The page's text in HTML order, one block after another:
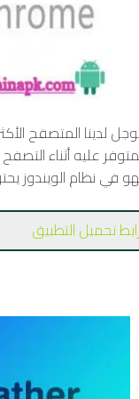
لدينا المتصفح
عليه أثناء
في نظام
رابط تحميل التطبيق